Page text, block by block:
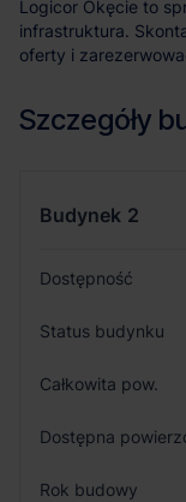
Logicor Okęcie to
infrastruktura.
oferty i
Szczegóły
Budynek 2
Dostępność
Status budynku
Całkowita pow.
Dostępna
Rok budowy